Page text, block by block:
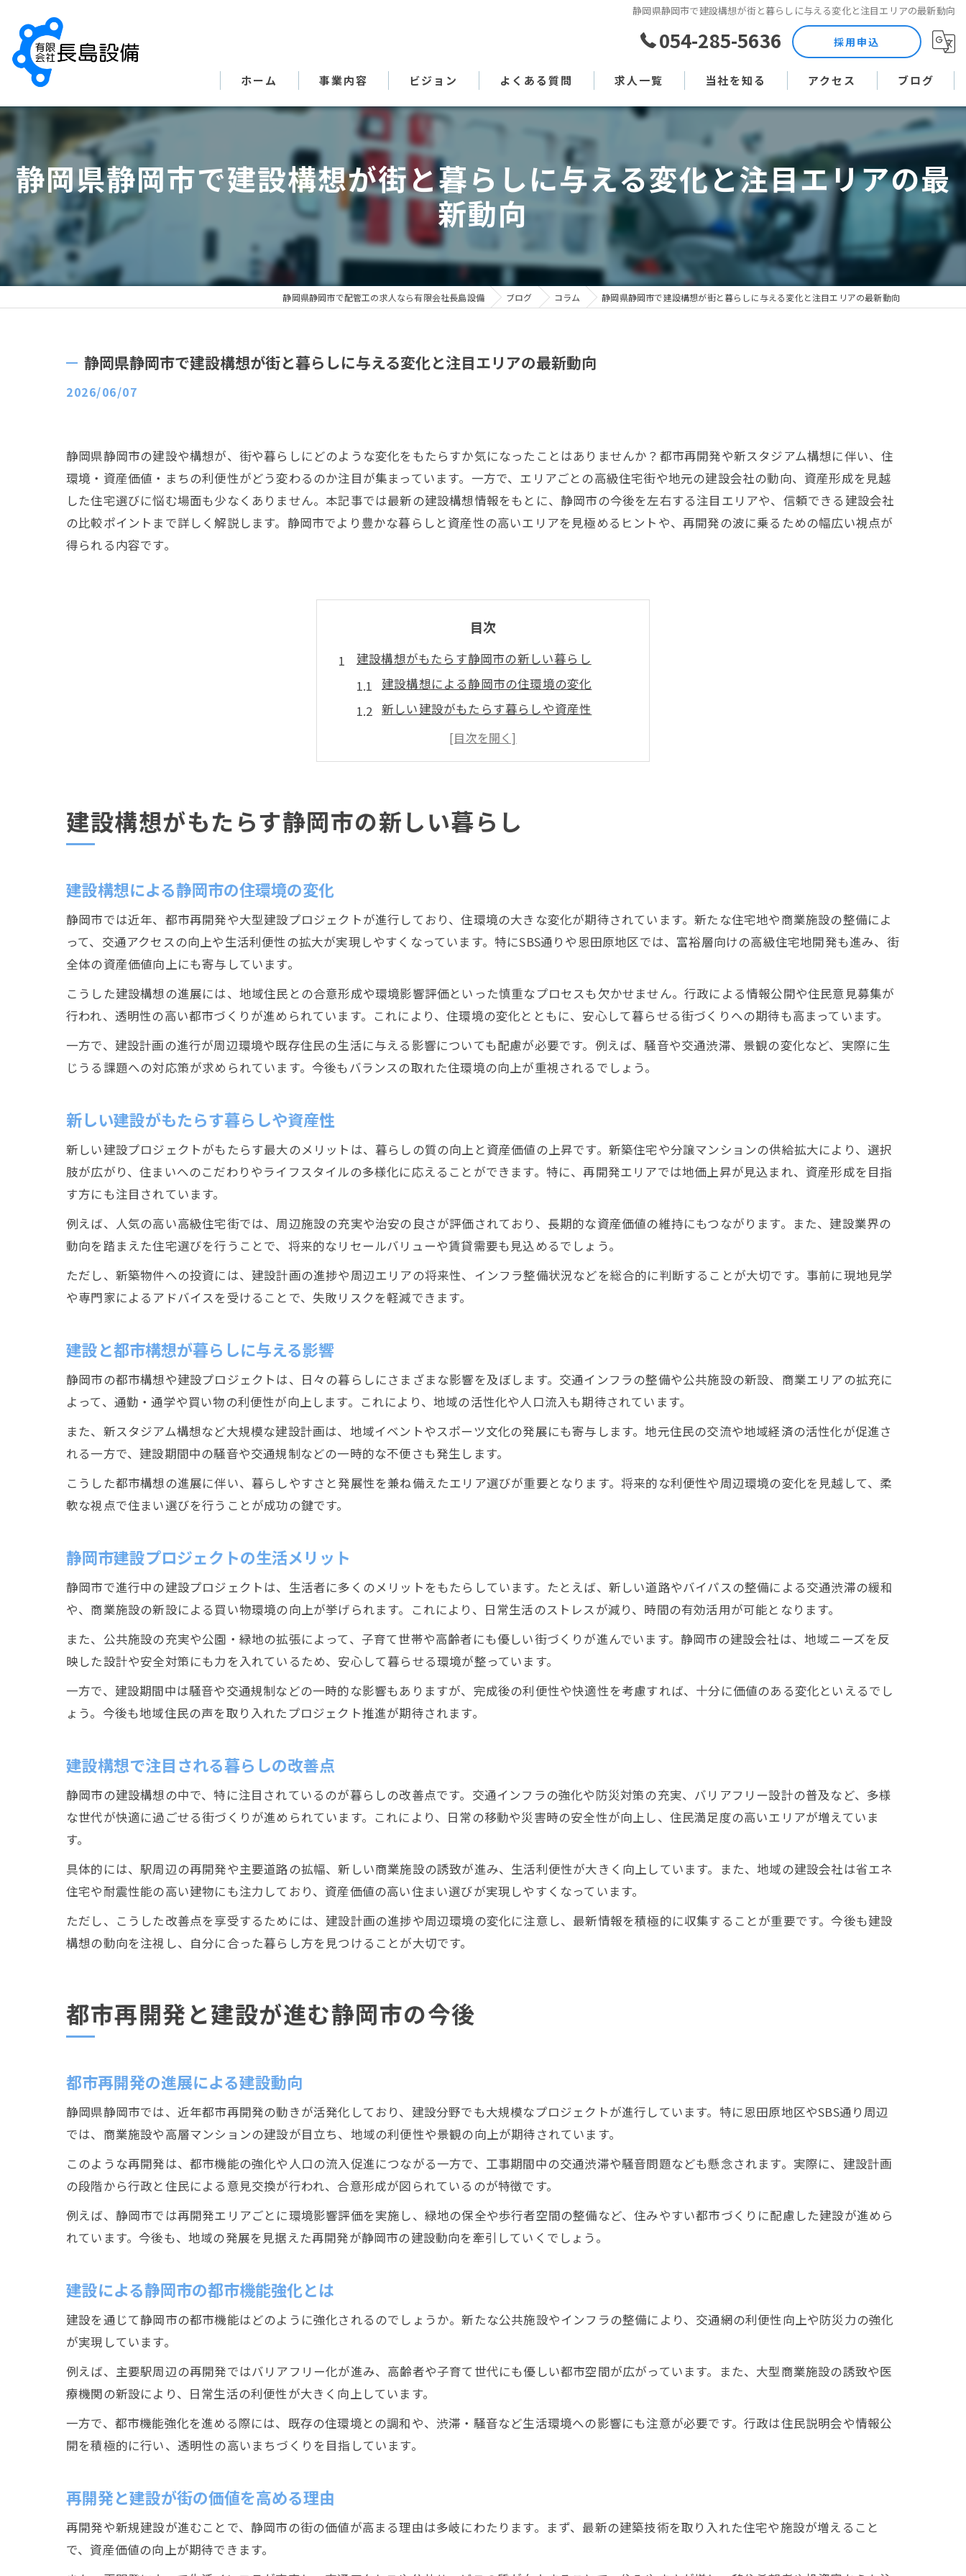
静岡県静岡市で建設構想が街と暮らしに与える変化と注目エリアの最新動向
054-285-5636 採用申込
ホーム 事業内容 ビジョン よくある質問 求人一覧 当社を知る
土木作業員
現場監督
直行直帰
アクセス ブログ
コラム
静岡県静岡市で建設構想が街と暮らしに与える変化と注目エリアの最
新動向
静岡県静岡市で配管工の求人なら有限会社長島設備 ブログ コラム 静岡県静岡市で建設構想が街と暮らしに与える変化と注目エリアの最新動向
静岡県静岡市で建設構想が街と暮らしに与える変化と注目エリアの最新動向
2026/06/07
静岡県静岡市の建設や構想が、街や暮らしにどのような変化をもたらすか気になったことはありませんか？都市再開発や新スタジアム構想に伴い、住
環境・資産価値・まちの利便性がどう変わるのか注目が集まっています。一方で、エリアごとの高級住宅街や地元の建設会社の動向、資産形成を見越
した住宅選びに悩む場面も少なくありません。本記事では最新の建設構想情報をもとに、静岡市の今後を左右する注目エリアや、信頼できる建設会社
の比較ポイントまで詳しく解説します。静岡市でより豊かな暮らしと資産性の高いエリアを見極めるヒントや、再開発の波に乗るための幅広い視点が
得られる内容です。
目次
建設構想がもたらす静岡市の新しい暮らし
建設構想による静岡市の住環境の変化
新しい建設がもたらす暮らしや資産性
建設と都市構想が暮らしに与える影響
静岡市建設プロジェクトの生活メリット
都市再開発と建設が進む静岡市の今後
都市再開発の進展による建設動向
静岡市の建設業界が描く将来像
建設が進む静岡市の新たな魅力発見
建設による資産価値向上のポイント
注目エリアで進む建設と資産形成
建設動向から見る静岡市の資産価値変化
建設で注目されるエリア選びの秘訣
スタジアム建設がもたらす地域の変化
スタジアム建設と地域経済の可能性
信頼できる建設会社選びの基準とは
建設業界の信頼性を見抜くコツ
再開発の波に乗る静岡市で得る暮らしのヒント
建設で変わる街の暮らし方の新提案
再開発エリアで建設が叶える生活向上策
建設に伴う賢い住まい選びのコツ
建設構想がもたらす静岡市の新しい暮らし
建設構想による静岡市の住環境の変化
静岡市では近年、都市再開発や大型建設プロジェクトが進行しており、住環境の大きな変化が期待されています。新たな住宅地や商業施設の整備によ
って、交通アクセスの向上や生活利便性の拡大が実現しやすくなっています。特にSBS通りや恩田原地区では、富裕層向けの高級住宅地開発も進み、街
全体の資産価値向上にも寄与しています。
こうした建設構想の進展には、地域住民との合意形成や環境影響評価といった慎重なプロセスも欠かせません。行政による情報公開や住民意見募集が
行われ、透明性の高い都市づくりが進められています。これにより、住環境の変化とともに、安心して暮らせる街づくりへの期待も高まっています。
一方で、建設計画の進行が周辺環境や既存住民の生活に与える影響についても配慮が必要です。例えば、騒音や交通渋滞、景観の変化など、実際に生
じうる課題への対応策が求められています。今後もバランスの取れた住環境の向上が重視されるでしょう。
新しい建設がもたらす暮らしや資産性
新しい建設プロジェクトがもたらす最大のメリットは、暮らしの質の向上と資産価値の上昇です。新築住宅や分譲マンションの供給拡大により、選択
肢が広がり、住まいへのこだわりやライフスタイルの多様化に応えることができます。特に、再開発エリアでは地価上昇が見込まれ、資産形成を目指
す方にも注目されています。
例えば、人気の高い高級住宅街では、周辺施設の充実や治安の良さが評価されており、長期的な資産価値の維持にもつながります。また、建設業界の
動向を踏まえた住宅選びを行うことで、将来的なリセールバリューや賃貸需要も見込めるでしょう。
ただし、新築物件への投資には、建設計画の進捗や周辺エリアの将来性、インフラ整備状況などを総合的に判断することが大切です。事前に現地見学
や専門家によるアドバイスを受けることで、失敗リスクを軽減できます。
建設と都市構想が暮らしに与える影響
静岡市の都市構想や建設プロジェクトは、日々の暮らしにさまざまな影響を及ぼします。交通インフラの整備や公共施設の新設、商業エリアの拡充に
よって、通勤・通学や買い物の利便性が向上します。これにより、地域の活性化や人口流入も期待されています。
また、新スタジアム構想など大規模な建設計画は、地域イベントやスポーツ文化の発展にも寄与します。地元住民の交流や地域経済の活性化が促進さ
れる一方で、建設期間中の騒音や交通規制などの一時的な不便さも発生します。
こうした都市構想の進展に伴い、暮らしやすさと発展性を兼ね備えたエリア選びが重要となります。将来的な利便性や周辺環境の変化を見越して、柔
軟な視点で住まい選びを行うことが成功の鍵です。
静岡市建設プロジェクトの生活メリット
静岡市で進行中の建設プロジェクトは、生活者に多くのメリットをもたらしています。たとえば、新しい道路やバイパスの整備による交通渋滞の緩和
や、商業施設の新設による買い物環境の向上が挙げられます。これにより、日常生活のストレスが減り、時間の有効活用が可能となります。
また、公共施設の充実や公園・緑地の拡張によって、子育て世帯や高齢者にも優しい街づくりが進んでいます。静岡市の建設会社は、地域ニーズを反
映した設計や安全対策にも力を入れているため、安心して暮らせる環境が整っています。
一方で、建設期間中は騒音や交通規制などの一時的な影響もありますが、完成後の利便性や快適性を考慮すれば、十分に価値のある変化といえるでし
ょう。今後も地域住民の声を取り入れたプロジェクト推進が期待されます。
建設構想で注目される暮らしの改善点
静岡市の建設構想の中で、特に注目されているのが暮らしの改善点です。交通インフラの強化や防災対策の充実、バリアフリー設計の普及など、多様
な世代が快適に過ごせる街づくりが進められています。これにより、日常の移動や災害時の安全性が向上し、住民満足度の高いエリアが増えていま
す。
具体的には、駅周辺の再開発や主要道路の拡幅、新しい商業施設の誘致が進み、生活利便性が大きく向上しています。また、地域の建設会社は省エネ
住宅や耐震性能の高い建物にも注力しており、資産価値の高い住まい選びが実現しやすくなっています。
ただし、こうした改善点を享受するためには、建設計画の進捗や周辺環境の変化に注意し、最新情報を積極的に収集することが重要です。今後も建設
構想の動向を注視し、自分に合った暮らし方を見つけることが大切です。
都市再開発と建設が進む静岡市の今後
都市再開発の進展による建設動向
静岡県静岡市では、近年都市再開発の動きが活発化しており、建設分野でも大規模なプロジェクトが進行しています。特に恩田原地区やSBS通り周辺
では、商業施設や高層マンションの建設が目立ち、地域の利便性や景観の向上が期待されています。
このような再開発は、都市機能の強化や人口の流入促進につながる一方で、工事期間中の交通渋滞や騒音問題なども懸念されます。実際に、建設計画
の段階から行政と住民による意見交換が行われ、合意形成が図られているのが特徴です。
例えば、静岡市では再開発エリアごとに環境影響評価を実施し、緑地の保全や歩行者空間の整備など、住みやすい都市づくりに配慮した建設が進めら
れています。今後も、地域の発展を見据えた再開発が静岡市の建設動向を牽引していくでしょう。
建設による静岡市の都市機能強化とは
建設を通じて静岡市の都市機能はどのように強化されるのでしょうか。新たな公共施設やインフラの整備により、交通網の利便性向上や防災力の強化
が実現しています。
例えば、主要駅周辺の再開発ではバリアフリー化が進み、高齢者や子育て世代にも優しい都市空間が広がっています。また、大型商業施設の誘致や医
療機関の新設により、日常生活の利便性が大きく向上しています。
一方で、都市機能強化を進める際には、既存の住環境との調和や、渋滞・騒音など生活環境への影響にも注意が必要です。行政は住民説明会や情報公
開を積極的に行い、透明性の高いまちづくりを目指しています。
再開発と建設が街の価値を高める理由
再開発や新規建設が進むことで、静岡市の街の価値が高まる理由は多岐にわたります。まず、最新の建築技術を取り入れた住宅や施設が増えること
で、資産価値の向上が期待できます。